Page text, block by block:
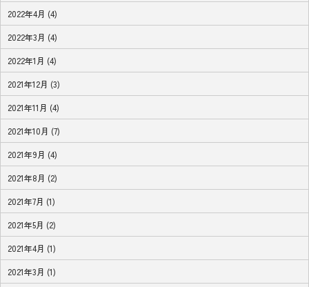
2022年4月 (4)
2022年3月 (4)
2022年1月 (4)
2021年12月 (3)
2021年11月 (4)
2021年10月 (7)
2021年9月 (4)
2021年8月 (2)
2021年7月 (1)
2021年5月 (2)
2021年4月 (1)
2021年3月 (1)